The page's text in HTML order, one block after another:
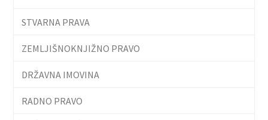
STVARNA PRAVA
ZEMLJIŠNOKNJIŽNO PRAVO
DRŽAVNA IMOVINA
RADNO PRAVO